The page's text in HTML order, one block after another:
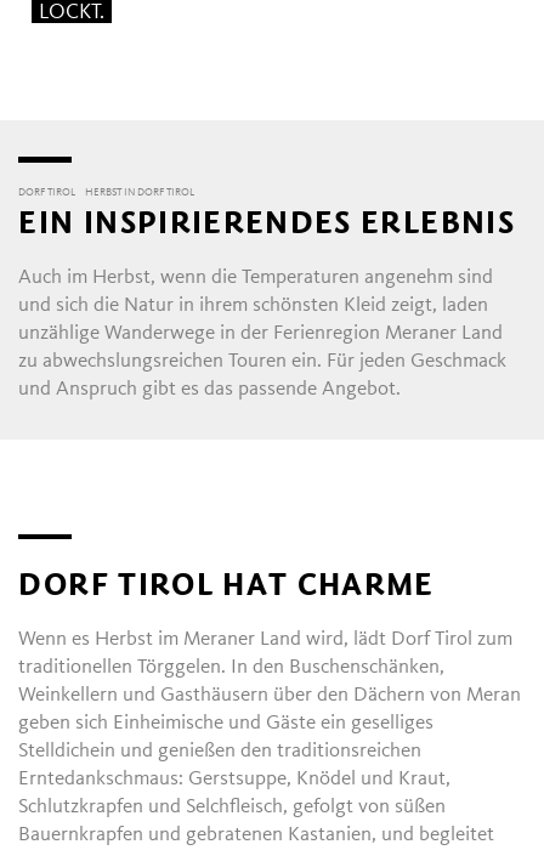
LOCKT.
DORF TIROL HERBST IN DORF TIROL
EIN INSPIRIERENDES ERLEBNIS
Auch im Herbst, wenn die Temperaturen angenehm sind
und sich die Natur in ihrem schönsten Kleid zeigt, laden
unzählige Wanderwege in der Ferienregion Meraner Land
zu abwechslungsreichen Touren ein. Für jeden Geschmack
und Anspruch gibt es das passende Angebot.
DORF TIROL HAT CHARME
Wenn es Herbst im Meraner Land wird, lädt Dorf Tirol zum
traditionellen Törggelen. In den Buschenschänken,
Weinkellern und Gasthäusern über den Dächern von Meran
geben sich Einheimische und Gäste ein geselliges
Stelldichein und genießen den traditionsreichen
Erntedankschmaus: Gerstsuppe, Knödel und Kraut,
Schlutzkrapfen und Selchfleisch, gefolgt von süßen
Bauernkrapfen und gebratenen Kastanien, und begleitet